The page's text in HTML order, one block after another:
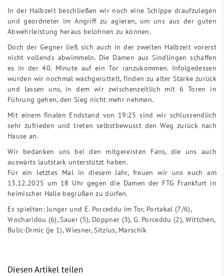
In der Halbzeit beschließen wir noch eine Schippe draufzulegen
und geordneter im Angriff zu agieren, um uns aus der guten
Abwehrleistung heraus belohnen zu können.
Doch der Gegner ließ sich auch in der zweiten Halbzeit vorerst
nicht vollends abwimmeln. Die Damen aus Sindlingen schaffen
es in der 40. Minute auf ein Tor ranzukommen. Infolgedessen
wurden wir nochmal wachgerüttelt, finden zu alter Stärke zurück
und lassen uns, in dem wir zwischenzeitlich mit 6 Toren in
Führung gehen, den Sieg nicht mehr nehmen.
Mit einem finalen Endstand von 19:25 sind wir schlussendlich
sehr zufrieden und treten selbstbewusst den Weg zurück nach
Hause an.
Wir bedanken uns bei den mitgereisten Fans, die uns auch
auswärts lautstark unterstützt haben.
Für ein letztes Mal in diesem Jahr, freuen wir uns euch am
13.12.2025 um 18 Uhr gegen die Damen der FTG Frankfurt in
heimischer Halle begrüßen zu dürfen.
Es spielten: Junger und E. Porceddu im Tor, Portakal (7/6),
Vrocharidou (6), Sauer (5), Döppner (3), G. Porceddu (2), Wittchen,
Bulic-Drmic (je 1), Wiesner, Sitzius, Marschik
Diesen Artikel teilen